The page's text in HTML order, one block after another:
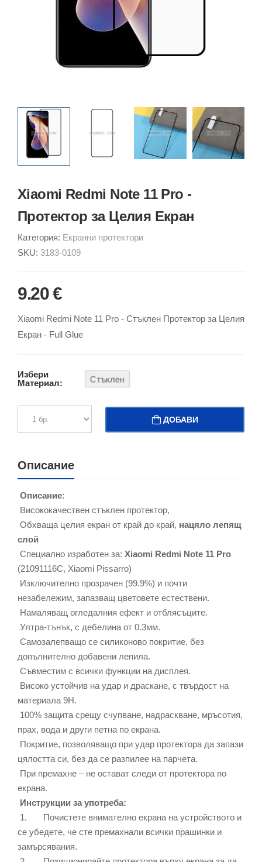
Xiaomi Redmi Note 11 Pro -
Протектор за Целия Екран
Категория: Екранни протектори
SKU: 3183-0109
9.20 €
Xiaomi Redmi Note 11 Pro - Стъклен Протектор за Целия
Екран - Full Glue
Избери
Материал:
Стъклен
ДОБАВИ
Описание
Описание:
Висококачествен стъклен протектор,
Обхваща целия екран от край до край, нацяло лепящ
слой
Специално изработен за: Xiaomi Redmi Note 11 Pro
(21091116C, Xiaomi Pissarro)
Изключително прозрачен (99.9%) и почти
незабележим, запазващ цветовете естествени.
Намаляващ огледалния ефект и отблясъците.
Ултра-тънък, с дебелина от 0.3мм.
Самозалепващо се силиконово покритие, без
допълнително добавени лепила.
Съвместим с всички функции на дисплея.
Високо устойчив на удар и драскане, с твърдост на
материала 9Н.
100% защита срещу счупване, надраскване, мръсотия,
прах, вода и други петна по екрана.
Покритие, позволяващо при удар протектора да запази
цялостта си, без да се разпилее на парчета.
При премахне – не остават следи от протектора по
екрана.
Инструкции за употреба:
1. Почистете внимателно екрана на устройството и
се убедете, че сте премахнали всички прашинки и
замърсявания.